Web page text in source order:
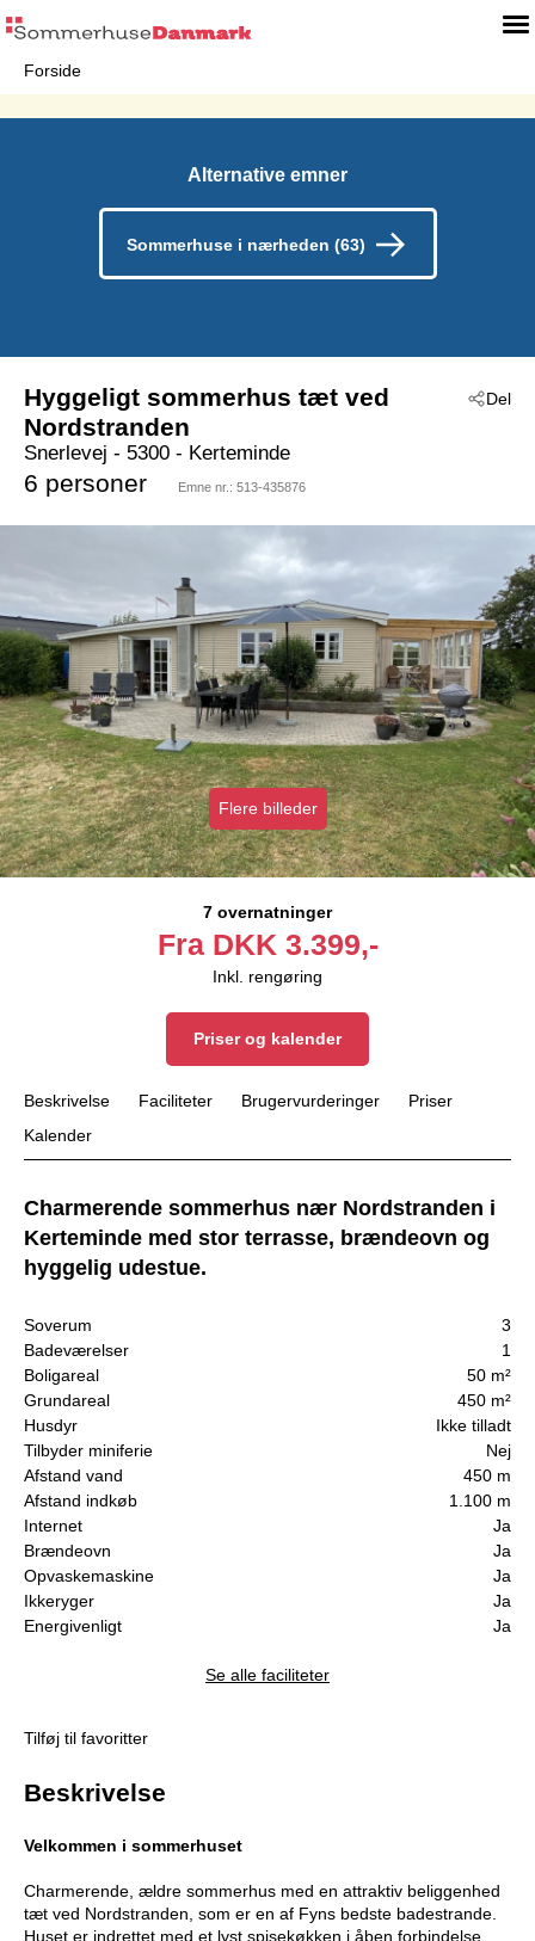
Forside
Alternative emner
Sommerhuse i nærheden (63)
Del
Hyggeligt sommerhus tæt ved
Nordstranden
Snerlevej - 5300 - Kerteminde
6 personer Emne nr.: 513-435876
Flere billeder
7 overnatninger
Fra DKK 3.399,-
Inkl. rengøring
Priser og kalender
Beskrivelse Faciliteter Brugervurderinger
Priser
Kalender
Charmerende sommerhus nær Nordstranden i
Kerteminde med stor terrasse, brændeovn og
hyggelig udestue.
Soverum
3
Badeværelser
1
Boligareal
50 m²
Grundareal
450 m²
Husdyr
Ikke tilladt
Tilbyder miniferie
Nej
Afstand vand
450 m
Afstand indkøb
1.100 m
Internet
Ja
Brændeovn
Ja
Opvaskemaskine
Ja
Ikkeryger
Ja
Energivenligt
Ja
Se alle faciliteter
Tilføj til favoritter
Beskrivelse
Velkommen i sommerhuset
Charmerende, ældre sommerhus med en attraktiv beliggenhed
tæt ved Nordstranden, som er en af Fyns bedste badestrande.
Huset er indrettet med et lyst spisekøkken i åben forbindelse